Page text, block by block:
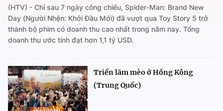
(HTV) - Chỉ sau 7 ngày công chiếu, Spider-Man: Brand New
Day (Người Nhện: Khởi Đầu Mới) đã vượt qua Toy Story 5 trở
thành bộ phim có doanh thu cao nhất trong năm nay. Tổng
doanh thu ước tính đạt hơn 1,1 tỷ USD.
Triển lãm mèo ở Hồng Kông
(Trung Quốc)